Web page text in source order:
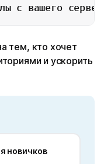
с вашего
тем, кто хочет
и ускорить
новичков